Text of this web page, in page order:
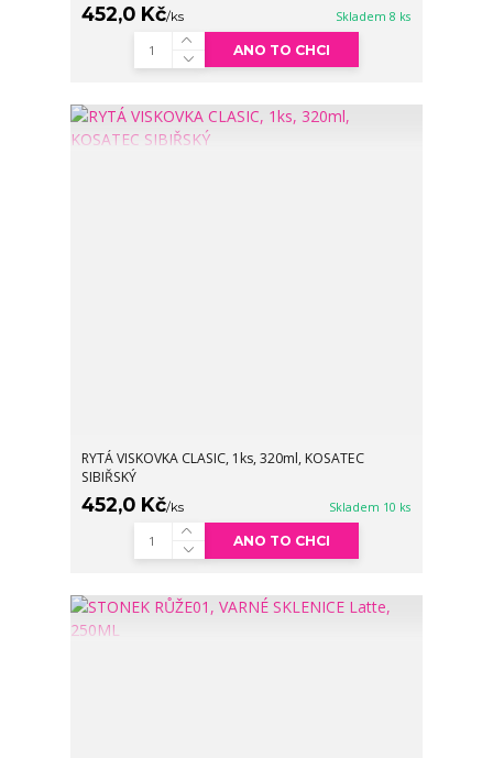
452,0 Kč/ks Skladem 8 ks
ANO TO CHCI
RYTÁ VISKOVKA CLASIC, 1ks, 320ml, KOSATEC
SIBIŘSKÝ
452,0 Kč/ks Skladem 10 ks
ANO TO CHCI